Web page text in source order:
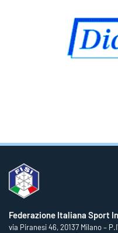
Federazione Italiana Sport
via Piranesi 46, 20137 Milano –